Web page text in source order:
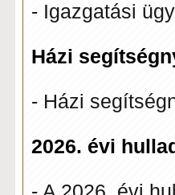
- Igazgatási
Házi
- Házi
2026. évi